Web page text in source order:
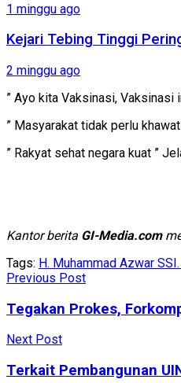
1 minggu ago
Kejari Tebing Tinggi
2 minggu ago
” Ayo kita Vaksinasi, Vaksinasi
” Masyarakat tidak perlu
” Rakyat sehat negara kuat ”
Kantor berita GI-Media.com
Tags: H. Muhammad Azwar
Previous Post
Tegakan Prokes,
Next Post
Terkait Pembangunan